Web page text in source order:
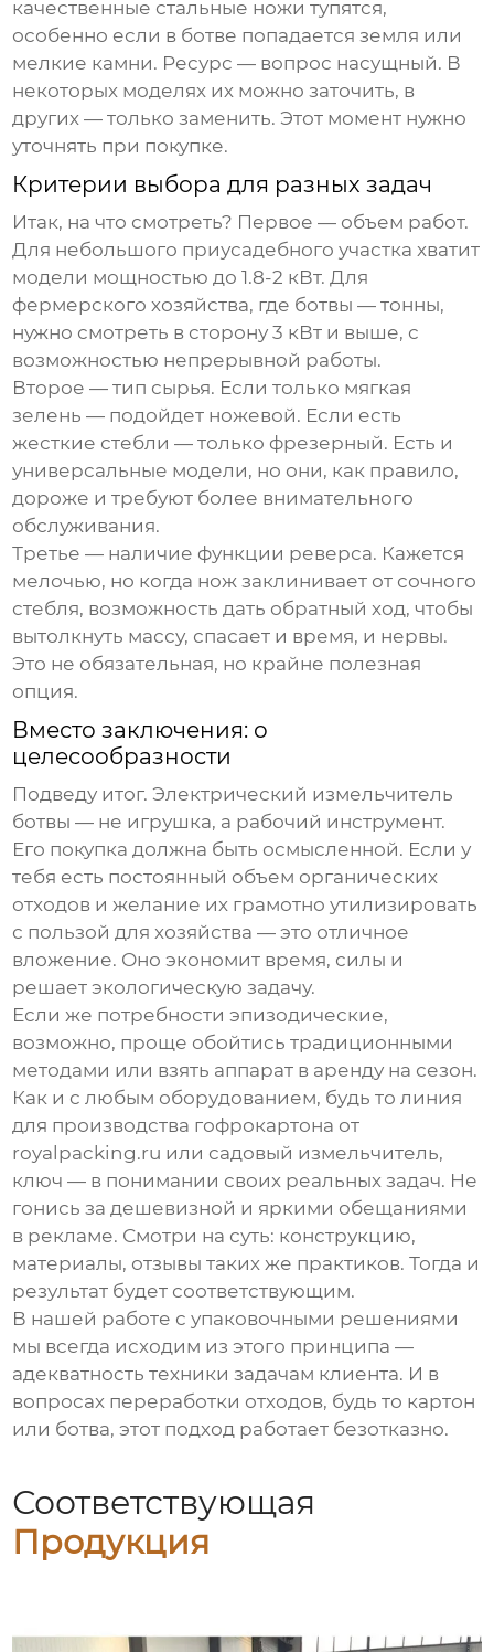
качественные стальные ножи тупятся,
особенно если в ботве попадается земля или
мелкие камни. Ресурс — вопрос насущный. В
некоторых моделях их можно заточить, в
других — только заменить. Этот момент нужно
уточнять при покупке.
Критерии выбора для разных задач
Итак, на что смотреть? Первое — объем работ.
Для небольшого приусадебного участка хватит
модели мощностью до 1.8-2 кВт. Для
фермерского хозяйства, где ботвы — тонны,
нужно смотреть в сторону 3 кВт и выше, с
возможностью непрерывной работы.
Второе — тип сырья. Если только мягкая
зелень — подойдет ножевой. Если есть
жесткие стебли — только фрезерный. Есть и
универсальные модели, но они, как правило,
дороже и требуют более внимательного
обслуживания.
Третье — наличие функции реверса. Кажется
мелочью, но когда нож заклинивает от сочного
стебля, возможность дать обратный ход, чтобы
вытолкнуть массу, спасает и время, и нервы.
Это не обязательная, но крайне полезная
опция.
Вместо заключения: о
целесообразности
Подведу итог. Электрический измельчитель
ботвы — не игрушка, а рабочий инструмент.
Его покупка должна быть осмысленной. Если у
тебя есть постоянный объем органических
отходов и желание их грамотно утилизировать
с пользой для хозяйства — это отличное
вложение. Оно экономит время, силы и
решает экологическую задачу.
Если же потребности эпизодические,
возможно, проще обойтись традиционными
методами или взять аппарат в аренду на сезон.
Как и с любым оборудованием, будь то линия
для производства гофрокартона от
royalpacking.ru или садовый измельчитель,
ключ — в понимании своих реальных задач. Не
гонись за дешевизной и яркими обещаниями
в рекламе. Смотри на суть: конструкцию,
материалы, отзывы таких же практиков. Тогда и
результат будет соответствующим.
В нашей работе с упаковочными решениями
мы всегда исходим из этого принципа —
адекватность техники задачам клиента. И в
вопросах переработки отходов, будь то картон
или ботва, этот подход работает безотказно.
Соответствующая
Продукция